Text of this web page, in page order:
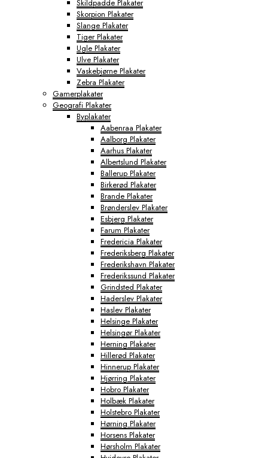
Skildpadde Plakater
Skorpion Plakater
Slange Plakater
Tiger Plakater
Ugle Plakater
Ulve Plakater
Vaskebjørne Plakater
Zebra Plakater
Gamerplakater
Geografi Plakater
Byplakater
Aabenraa Plakater
Aalborg Plakater
Aarhus Plakater
Albertslund Plakater
Ballerup Plakater
Birkerød Plakater
Brande Plakater
Brønderslev Plakater
Esbjerg Plakater
Farum Plakater
Fredericia Plakater
Frederiksberg Plakater
Frederikshavn Plakater
Frederikssund Plakater
Grindsted Plakater
Haderslev Plakater
Haslev Plakater
Helsinge Plakater
Helsingør Plakater
Herning Plakater
Hillerød Plakater
Hinnerup Plakater
Hjørring Plakater
Hobro Plakater
Holbæk Plakater
Holstebro Plakater
Hørning Plakater
Horsens Plakater
Hørsholm Plakater